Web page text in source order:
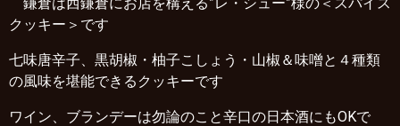
クッキー＞です
七味唐辛子、黒胡椒・柚子こしょう・山椒＆味噌と４種類
の風味を堪能できるクッキーです
ワイン、ブランデーは勿論のこと辛口の日本酒にもOKで